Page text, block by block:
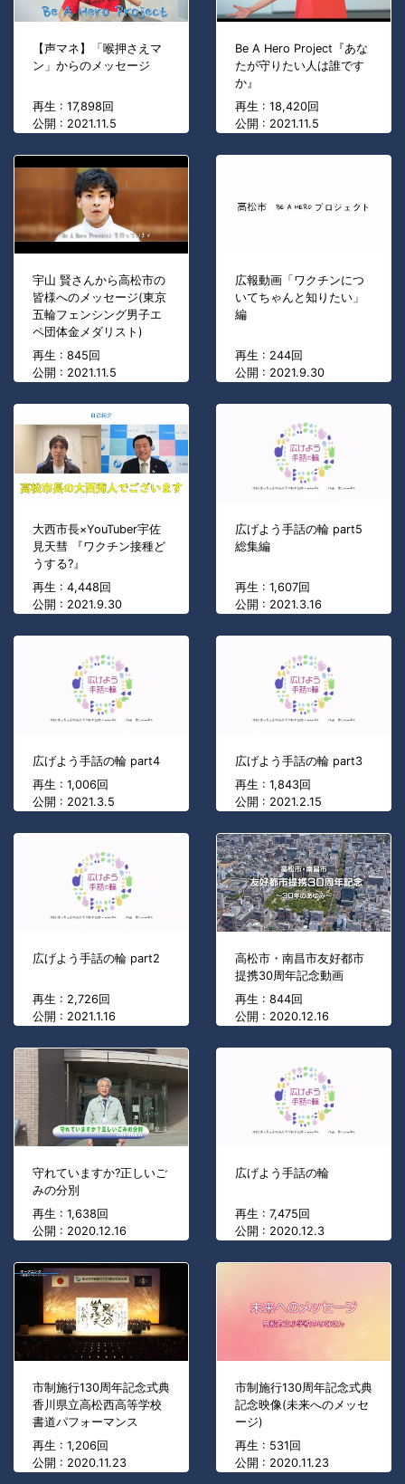
【声マネ】「喉押さえマ
ン」からのメッセージ
再生 : 17,898回
公開 : 2021.11.5
Be A Hero Project『あな
たが守りたい人は誰です
か』
再生 : 18,420回
公開 : 2021.11.5
宇山 賢さんから高松市の
皆様へのメッセージ(東京
五輪フェンシング男子エ
ペ団体金メダリスト)
再生 : 845回
公開 : 2021.11.5
広報動画「ワクチンにつ
いてちゃんと知りたい」
編
再生 : 244回
公開 : 2021.9.30
大西市長×YouTuber宇佐
見天彗 『ワクチン接種ど
うする?』
再生 : 4,448回
公開 : 2021.9.30
広げよう手話の輪 part5
総集編
再生 : 1,607回
公開 : 2021.3.16
広げよう手話の輪 part4
再生 : 1,006回
公開 : 2021.3.5
広げよう手話の輪 part3
再生 : 1,843回
公開 : 2021.2.15
広げよう手話の輪 part2
再生 : 2,726回
公開 : 2021.1.16
高松市・南昌市友好都市
提携30周年記念動画
再生 : 844回
公開 : 2020.12.16
守れていますか?正しいご
みの分別
再生 : 1,638回
公開 : 2020.12.16
広げよう手話の輪
再生 : 7,475回
公開 : 2020.12.3
市制施行130周年記念式典
香川県立高松西高等学校
書道パフォーマンス
再生 : 1,206回
公開 : 2020.11.23
市制施行130周年記念式典
記念映像(未来へのメッセ
ージ)
再生 : 531回
公開 : 2020.11.23